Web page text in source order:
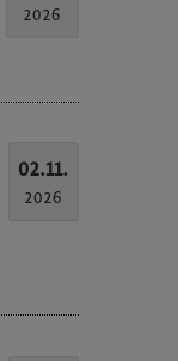
2026
02.11.
2026